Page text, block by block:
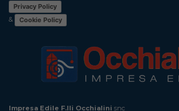
Privacy Policy
&
Cookie Policy
Impresa Edile F.lli Occhialini snc